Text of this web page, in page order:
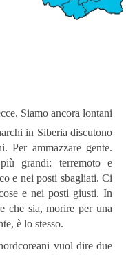
Siamo ancora lontani
in Siberia discutono
Per ammazzare gente.
grandi: terremoto e
e nei posti sbagliati. Ci
e nei posti giusti. In
che sia, morire per una
è lo stesso.
vuol dire due